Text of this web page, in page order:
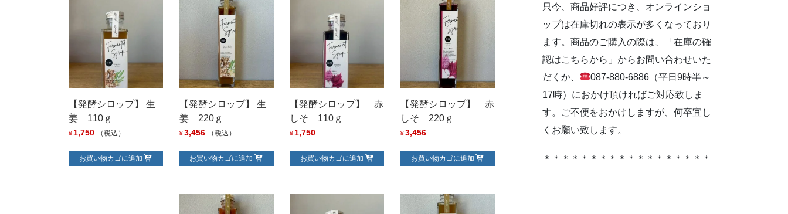
¥3,456
た。
は
【発酵シロップ】 生
姜 110ｇ
¥1,750 （税込）
お買い物カゴに追加
【発酵シロップ】 生
姜 220ｇ
¥ 3,456 （税込）
お買い物カゴに追加
【発酵シロップ】 赤
しそ 110ｇ
¥ 1,750
お買い物カゴに追加
【発酵シロップ】 赤
しそ 220ｇ
¥3,456
お買い物カゴに追加
只今、商品好評につき、オンラインショ
ップは在庫切れの表示が多くなっており
ます。商品のご購入の際は、「在庫の確
認はこちらから」からお問い合わせいた
だくか、
087-880-6886（平日9時半～
17時）におかけ頂ければご対応致しま
す。ご不便をおかけしますが、何卒宜し
くお願い致します。
＊＊＊＊＊＊＊＊＊＊＊＊＊＊＊＊＊＊